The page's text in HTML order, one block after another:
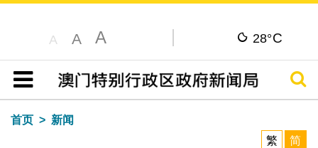
A A A 28°C
目录
搜寻
首页
新闻
繁
简